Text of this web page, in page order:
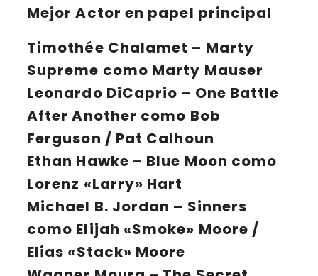
Mejor Actor en papel principal
Timothée Chalamet – Marty
Supreme como Marty Mauser
Leonardo DiCaprio – One Battle
After Another como Bob
Ferguson / Pat Calhoun
Ethan Hawke – Blue Moon como
Lorenz «Larry» Hart
Michael B. Jordan – Sinners
como Elijah «Smoke» Moore /
Elias «Stack» Moore